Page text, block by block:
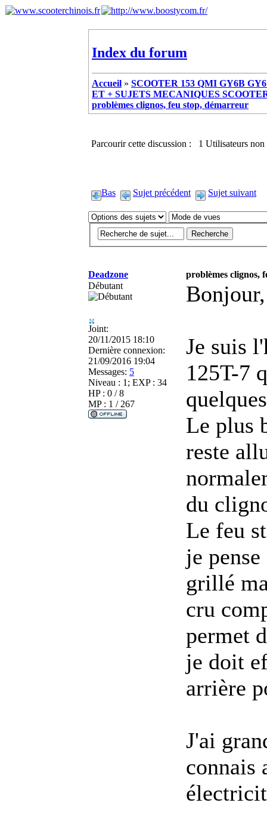
Index du forum
Accueil » SCOOTER 153 QMI GY6B
ET + SUJETS MECANIQUES
problèmes clignos, feu stop, démarreur
Parcourir cette discussion : 1 Utilisateurs non
Bas Sujet précédent Sujet suivant
Deadzone
problèmes clignos,
Débutant
Joint:
20/11/2015 18:10
Dernière connexion:
21/09/2016 19:04
Messages: 5
Niveau : 1; EXP : 34
HP : 0 / 8
MP : 1 / 267
Bonjour,
Je suis
125T-7
Le plus
reste
du
Le feu
je
grillé
cru
permet
je doit
arrière
J'ai
connais